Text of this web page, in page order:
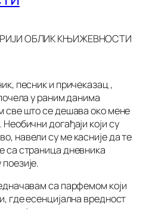
ОБЛИК КЊИЖЕВНОСТИ
песник и причеказац ,
у раним данима
све што се дешава око мене
догађаји који су
навели су ме касније да те
са страница дневника
са парфемом који
где есенцијална вредност